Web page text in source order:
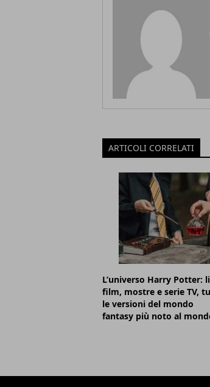
ARTICOLI CORRELATI
L’universo Harry Potter:
film, mostre e serie TV,
le versioni del mondo
fantasy più noto al